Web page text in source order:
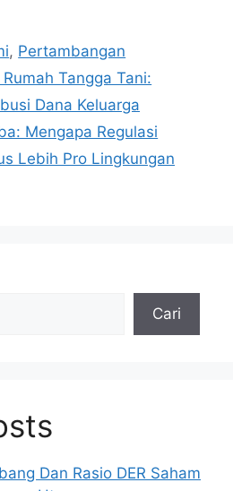
, Pertambangan
Tangga Tani:
Dana Keluarga
Mengapa Regulasi
Lebih Pro Lingkungan
Cari
Dan Rasio DER Saham